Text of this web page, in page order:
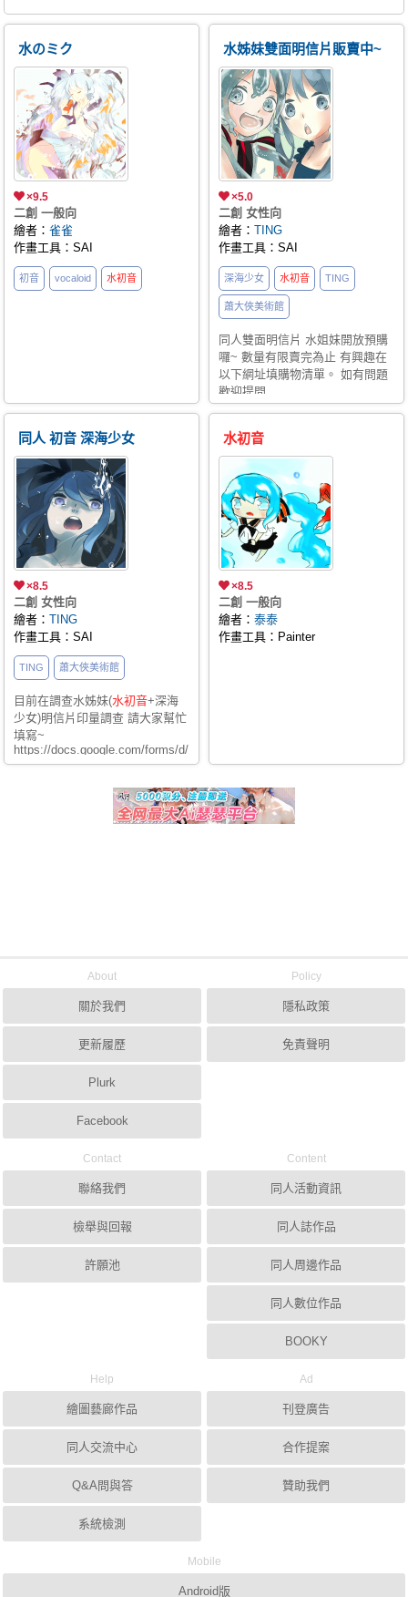
水のミク
×9.5
二創 一般向
繪者：雀雀
作畫工具：SAI
初音 vocaloid 水初音
水姊妹雙面明信片販賣中~
×5.0
二創 女性向
繪者： TING
作畫工具：SAI
深海少女 水初音 TING
蕭大俠美術館
同人雙面明信片 水姐妹開放預購
囉~ 數量有限賣完為止 有興趣在
以下網址填購物清單。 如有問題
歡迎提問
https://docs.google.com/forms/d/
nOxUpCXXiMdeyh1GKpP_gqM/
usp=send_form FB：蕭大俠美術
館 伊媚兒：
同人 初音 深海少女
×8.5
二創 女性向
繪者：TING
作畫工具：SAI
TING 蕭大俠美術館
目前在調查水姊妹(水初音+深海
少女)明信片印量調查 請大家幫忙
填寫~
https://docs.google.com/forms/d/1qtzjgK6UmtW6dfndnZ7aMz3rPJ1qDiDi-
JWTmAzOj_Q/viewform?
水初音
×8.5
二創 一般向
繪者： 泰泰
作畫工具：Painter
About
關於我們
更新履歷
Plurk
Facebook
Policy
隱私政策
免責聲明
Contact
聯絡我們
檢舉與回報
許願池
Content
同人活動資訊
同人誌作品
同人周邊作品
同人數位作品
BOOKY
Help
繪圖藝廊作品
同人交流中心
Q&A問與答
系統檢測
Ad
刊登廣告
合作提案
贊助我們
Mobile
Android版